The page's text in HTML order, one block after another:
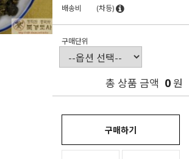
배송비
(차등)
구매단위
총 상품 금액 0원
구매하기